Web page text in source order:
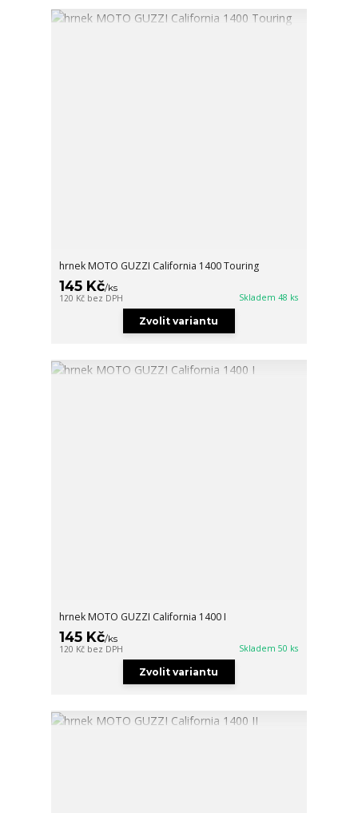
hrnek MOTO GUZZI California 1400 Touring
145 Kč/ks
120 Kč bez DPH Skladem 48 ks
Zvolit variantu
hrnek MOTO GUZZI California 1400 I
145 Kč/ks
120 Kč bez DPH Skladem 50 ks
Zvolit variantu